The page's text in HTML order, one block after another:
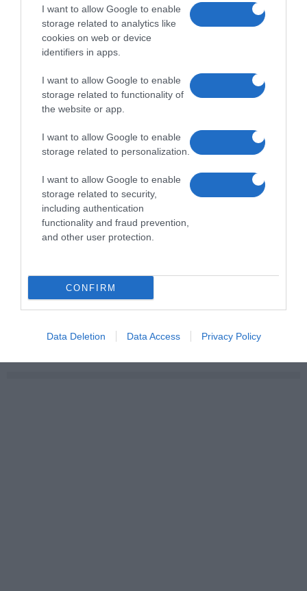
I want to allow Google to enable
storage related to analytics like
cookies on web or device
identifiers in apps.
I want to allow Google to enable
storage related to functionality of
the website or app.
I want to allow Google to enable
storage related to personalization.
I want to allow Google to enable
storage related to security,
including authentication
functionality and fraud prevention,
and other user protection.
CONFIRM
Data Deletion Data Access Privacy Policy